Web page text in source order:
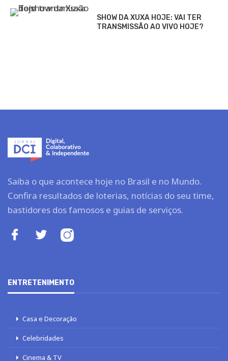
SHOW DA XUXA HOJE: VAI TER
TRANSMISSÃO AO VIVO HOJE?
Saiba o que acontece hoje no Brasil e no Mundo.
Confira resultados de loterias, notícias do seu time,
bastidores dos famosos e guias de serviços.
ENTRETENIMENTO
Casa e Decoração
Celebridades
Cinema & TV